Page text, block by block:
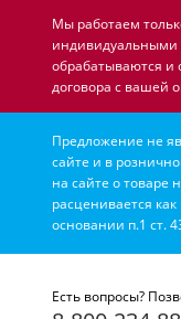
Мы работаем
индивидуальными
обрабатываются и
договора с вашей
Предложение не
сайте и в
на сайте о товаре
расценивается
основании п.1 ст.
Есть вопросы?